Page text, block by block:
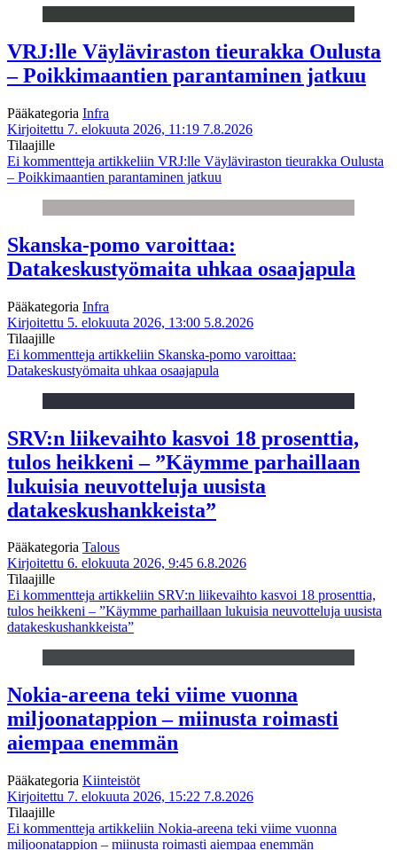
VRJ:lle Väyläviraston tieurakka Oulusta
– Poikkimaantien parantaminen jatkuu
Pääkategoria Infra
Kirjoitettu 7. elokuuta 2026, 11:19 7.8.2026
Tilaajille
Ei kommentteja artikkeliin VRJ:lle Väyläviraston tieurakka Oulusta
– Poikkimaantien parantaminen jatkuu
Skanska-pomo varoittaa:
Datakeskustyömaita uhkaa osaajapula
Pääkategoria Infra
Kirjoitettu 5. elokuuta 2026, 13:00 5.8.2026
Tilaajille
Ei kommentteja artikkeliin Skanska-pomo varoittaa:
Datakeskustyömaita uhkaa osaajapula
SRV:n liikevaihto kasvoi 18 prosenttia,
tulos heikkeni – ”Käymme parhaillaan
lukuisia neuvotteluja uusista
datakeskushankkeista”
Pääkategoria Talous
Kirjoitettu 6. elokuuta 2026, 9:45 6.8.2026
Tilaajille
Ei kommentteja artikkeliin SRV:n liikevaihto kasvoi 18 prosenttia,
tulos heikkeni – ”Käymme parhaillaan lukuisia neuvotteluja uusista
datakeskushankkeista”
Nokia-areena teki viime vuonna
miljoonatappion – miinusta roimasti
aiempaa enemmän
Pääkategoria Kiinteistöt
Kirjoitettu 7. elokuuta 2026, 15:22 7.8.2026
Tilaajille
Ei kommentteja artikkeliin Nokia-areena teki viime vuonna
miljoonatappion – miinusta roimasti aiempaa enemmän